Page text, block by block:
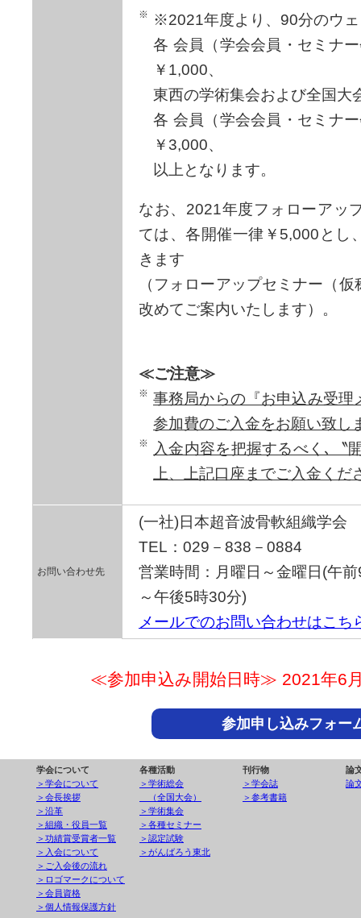
※2021年度より、90分のウ
各 会員（学会会員・セミナ
￥1,000、
東西の学術集会および全国大
各 会員（学会会員・セミナ
￥3,000、
以上となります。
なお、2021年度フォローアッ
ては、各開催一律￥5,000とし
きます
（フォローアップセミナー（
改めてご案内いたします）。
≪ご注意≫
事務局からの『お申込み受
参加費のご入金をお願い致し
入金内容を把握するべく､〝
上、上記口座までご入金くだ
お問い合わせ先
(一社)日本超音波骨軟組織学会
TEL：029－838－0884
営業時間：月曜日～金曜日(午
～午後5時30分)
メールでのお問い合わせはこち
≪参加申込み開始日時≫ 2021年6
参加申し込みフォー
学会について
＞学会について
＞会長挨拶
＞沿革
＞組織・役員一覧
＞功績賞受賞者一覧
＞入会について
＞ご入会後の流れ
＞ロゴマークについて
＞会員資格
＞個人情報保護方針
各種活動
＞学術総会
（全国大会）
＞学術集会
＞各種セミナー
＞認定試験
＞がんばろう東北
刊行物
＞学会誌
＞参考書籍
論
論